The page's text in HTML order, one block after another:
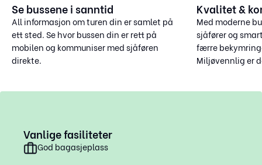
Se bussene i sanntid
All informasjon om turen din er samlet på
ett sted. Se hvor bussen din er rett på
mobilen og kommuniser med sjåføren
direkte.
Kvalitet &
Med moderne
sjåfører og
færre
Miljøvennlig er
Vanlige fasiliteter
God bagasjeplass